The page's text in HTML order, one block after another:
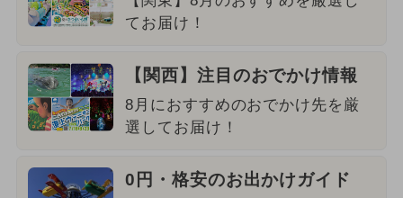
てお届け！
【関西】注目のおでかけ情報
8月におすすめのおでかけ先を厳
選してお届け！
0円・格安のお出かけガイド